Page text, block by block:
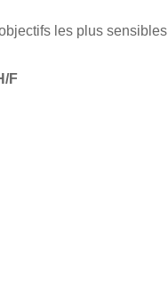
les plus sensibles
F